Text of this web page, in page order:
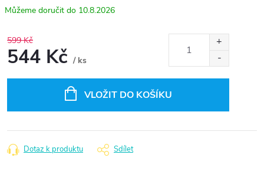
10.8.2026
599 Kč
544 Kč / ks
VLOŽIT DO KOŠÍKU
Dotaz k produktu Sdílet